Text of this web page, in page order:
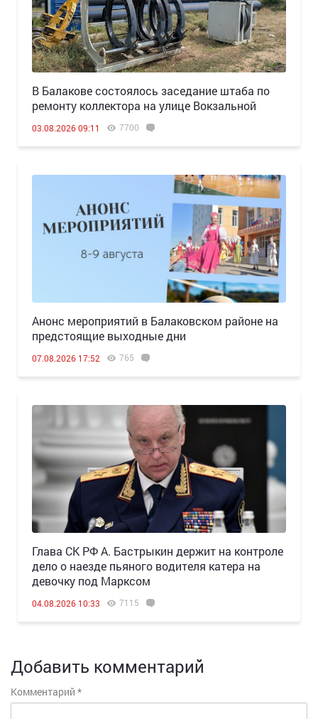
В Балакове состоялось заседание штаба по
ремонту коллектора на улице Вокзальной
03.08.2026 09:11 7700
Анонс мероприятий в Балаковском районе на
предстоящие выходные дни
07.08.2026 17:52 765
Глава СК РФ А. Бастрыкин держит на контроле
дело о наезде пьяного водителя катера на
девочку под Марксом
04.08.2026 10:33 7115
Добавить комментарий
Комментарий *